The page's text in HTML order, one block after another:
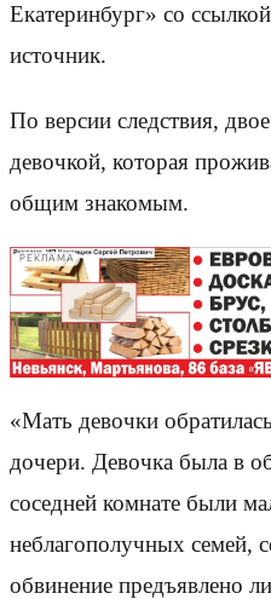
Екатеринбург» со
источник.
По версии следствия,
девочкой, которая
общим знакомым.
РЕКЛАМА
«Мать девочки
дочери. Девочка была в
соседней комнате были
неблагополучных семей,
обвинение предъявлено